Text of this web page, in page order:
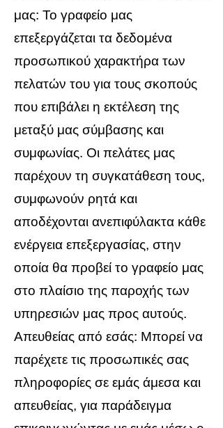
μας: Το γραφείο μας
επεξεργάζεται τα δεδομένα
προσωπικού χαρακτήρα των
πελατών του για τους σκοπούς
που επιβάλει η εκτέλεση της
μεταξύ μας σύμβασης και
συμφωνίας. Οι πελάτες μας
παρέχουν τη συγκατάθεση τους,
συμφωνούν ρητά και
αποδέχονται ανεπιφύλακτα κάθε
ενέργεια επεξεργασίας, στην
οποία θα προβεί το γραφείο μας
στο πλαίσιο της παροχής των
υπηρεσιών μας προς αυτούς.
Απευθείας από εσάς: Μπορεί να
παρέχετε τις προσωπικές σας
πληροφορίες σε εμάς άμεσα και
απευθείας, για παράδειγμα